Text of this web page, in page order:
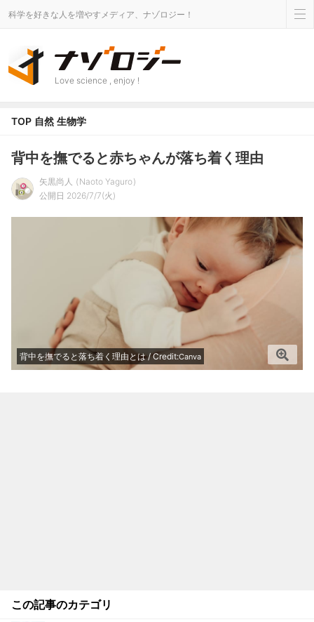
科学を好きな人を増やすメディア、ナゾロジー！
Love science , enjoy !
TOP 自然 生物学
背中を撫でると赤ちゃんが落ち着く理由
矢黒尚人
Naoto Yaguro
公開日 2026/7/7(火)
背中を撫でると落ち着く理由とは / Credit:Canva
この記事のカテゴリ